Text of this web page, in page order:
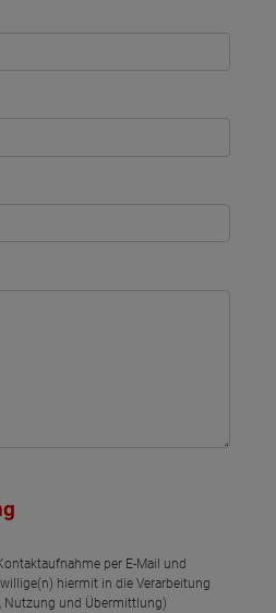
per E-Mail und
hiermit in die Verarbeitung
Nutzung und Übermittlung)